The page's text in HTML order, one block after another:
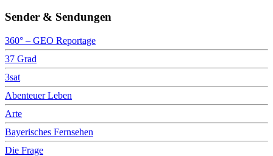
Sender & Sendungen
360° – GEO Reportage
37 Grad
3sat
Abenteuer Leben
Arte
Bayerisches Fernsehen
Die Frage